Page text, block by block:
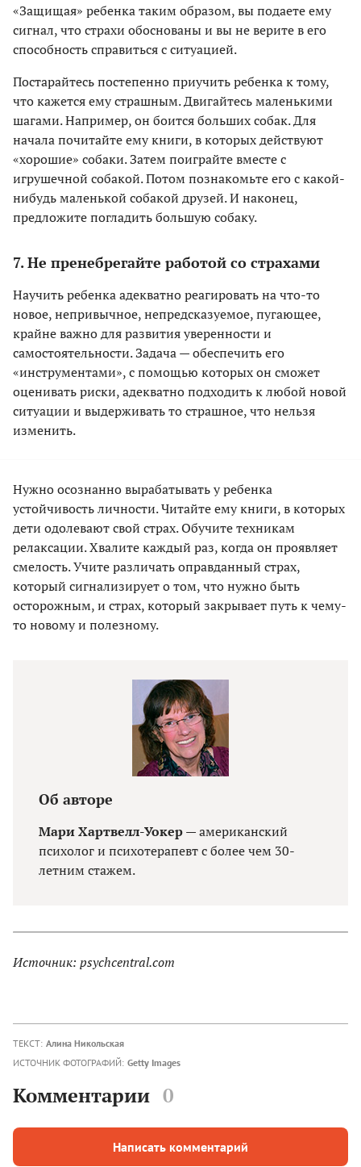
«Защищая» ребенка таким образом, вы подаете ему
сигнал, что страхи обоснованы и вы не верите в его
способность справиться с ситуацией.
Постарайтесь постепенно приучить ребенка к тому,
что кажется ему страшным. Двигайтесь маленькими
шагами. Например, он боится больших собак. Для
начала почитайте ему книги, в которых действуют
«хорошие» собаки. Затем поиграйте вместе с
игрушечной собакой. Потом познакомьте его с какой-
нибудь маленькой собакой друзей. И наконец,
предложите погладить большую собаку.
7. Не пренебрегайте работой со страхами
Научить ребенка адекватно реагировать на что-то
новое, непривычное, непредсказуемое, пугающее,
крайне важно для развития уверенности и
самостоятельности. Задача — обеспечить его
«инструментами», с помощью которых он сможет
оценивать риски, адекватно подходить к любой новой
ситуации и выдерживать то страшное, что нельзя
изменить.
Нужно осознанно вырабатывать у ребенка
устойчивость личности. Читайте ему книги, в которых
дети одолевают свой страх. Обучите техникам
релаксации. Хвалите каждый раз, когда он проявляет
смелость. Учите различать оправданный страх,
который сигнализирует о том, что нужно быть
осторожным, и страх, который закрывает путь к чему-
то новому и полезному.
Об авторе
Мари Хартвелл-Уокер— американский
психолог и психотерапевт с более чем 30-
летним стажем.
Источник: psychcentral.com
ТЕКСТ: Алина Никольская
ИСТОЧНИК ФОТОГРАФИЙ: Getty Images
Комментарии 0
Написать комментарий